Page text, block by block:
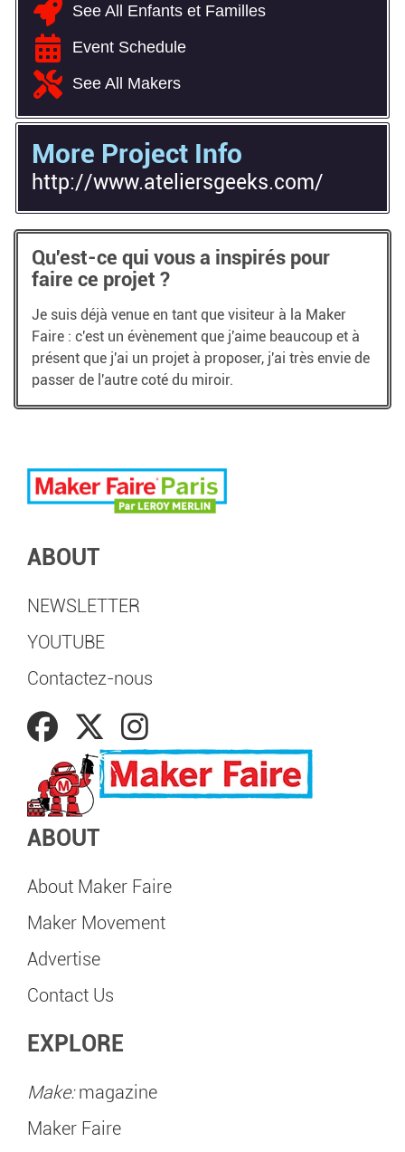
See All Enfants et Familles
Event Schedule
See All Makers
More Project Info
http://www.ateliersgeeks.com/
Qu'est-ce qui vous a inspirés pour
faire ce projet ?
Je suis déjà venue en tant que visiteur à la Maker
Faire : c'est un évènement que j'aime beaucoup et à
présent que j'ai un projet à proposer, j'ai très envie de
passer de l'autre coté du miroir.
ABOUT
NEWSLETTER
YOUTUBE
Contactez-nous
ABOUT
About Maker Faire
Maker Movement
Advertise
Contact Us
EXPLORE
Make:magazine
Maker Faire